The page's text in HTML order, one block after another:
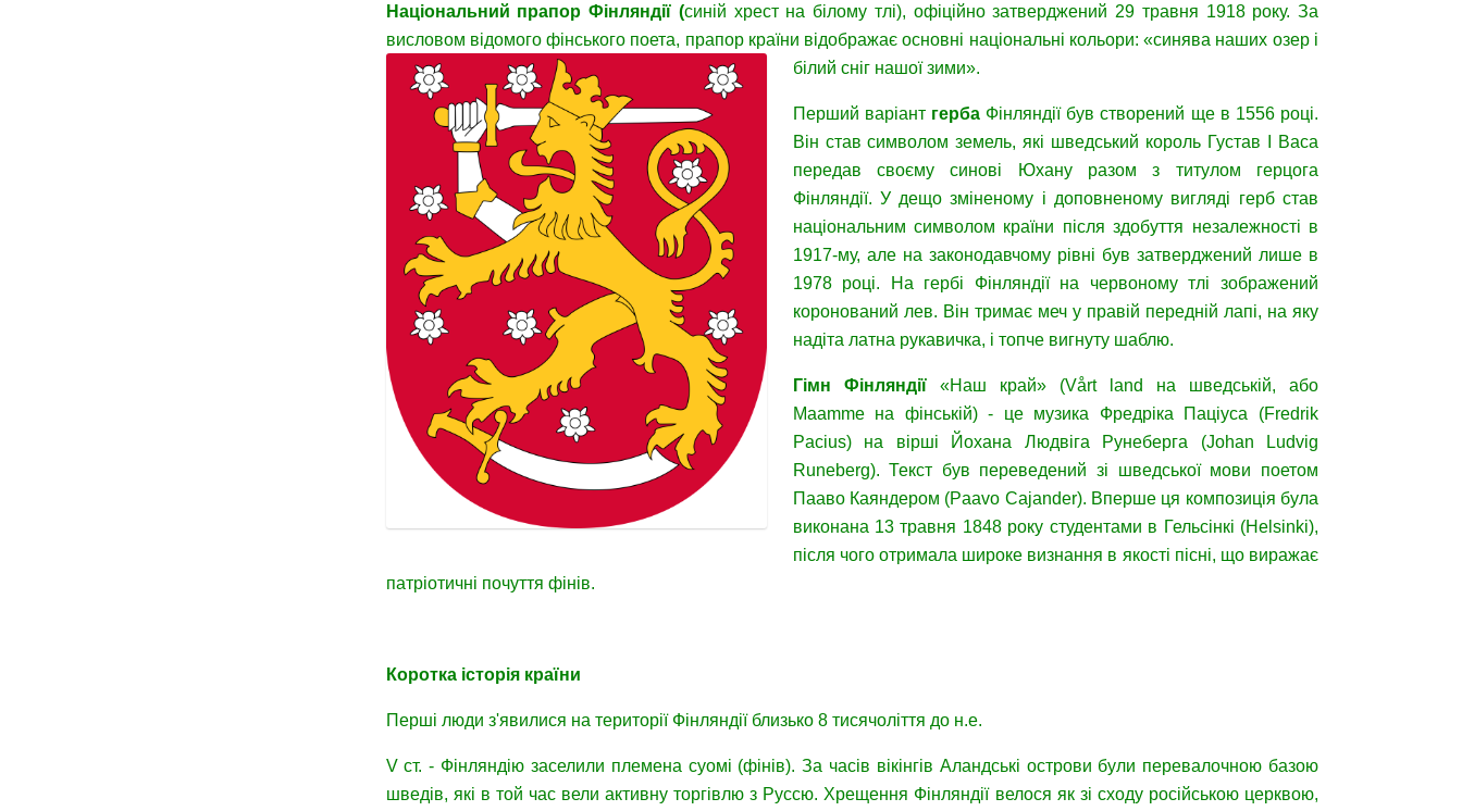
Національний прапор Фінляндії (синій хрест на білому тлі), офіційно затверджений 29 травня 1918 року. За
висловом відомого фінського поета, прапор країни відображає основні національні кольори: «синява наших озер і
білий сніг нашоїзими».
Перший варіант гербаФінляндії був створений ще в 1556 році.
Він став символом земель, які шведський король Густав I Васа
передав своєму синові Юхану разом з титулом герцога
Фінляндії. У дещо зміненому і доповненому вигляді герб став
національним символом країни після здобуття незалежності в
1917-му, але на законодавчому рівні був затверджений лише в
1978 році. На гербі Фінляндії на червоному тлі зображений
коронований лев. Він тримає меч у правій передній лапі, на яку
надіта латна рукавичка, і топче вигнуту шаблю.
Гімн Фінляндії«Наш край» (Vårt land на шведській, або
Maamme на фінській) - це музика Фредріка Паціуса (Fredrik
Pacius) на вірші Йохана Людвіга Рунеберга (Johan Ludvig
Runeberg). Текст був переведений зі шведської мови поетом
Пааво Каяндером (Paavo Cajander). Вперше ця композиція була
виконана 13 травня 1848 року студентами в Гельсінкі (Helsinki),
після чого отримала широке визнання в якості пісні, що виражає
патріотичні почуття фінів.
Коротка історія країни
Перші люди з'явилися на території Фінляндії близько 8 тисячоліття до н.е.
V ст. - Фінляндію заселили племена суомі (фінів). За часів вікінгів Аландські острови були перевалочною базою
шведів, які в той час вели активну торгівлю з Руссю. Хрещення Фінляндії велося як зі сходу російською церквою,